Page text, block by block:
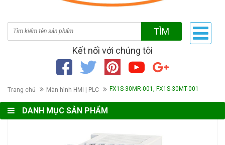
TÌM
Kết nối với chúng tôi
Trang chủ Màn hình HMI | PLC FX1S-30MR-001, FX1S-30MT-001
DANH MỤC SẢN PHẨM